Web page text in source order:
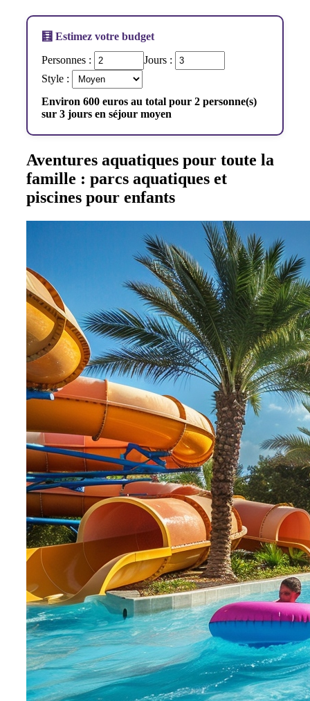
🧮 Estimez votre budget
Personnes :
Jours :
Style :
Environ 600 euros au total pour 2 personne(s)
sur 3 jours en séjour moyen
Aventures aquatiques pour toute la
famille : parcs aquatiques et
piscines pour enfants